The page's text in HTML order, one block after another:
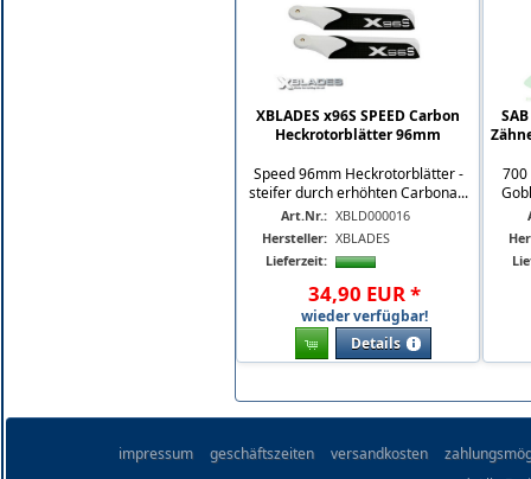
XBLADES x96S SPEED Carbon
Heckrotorblätter 96mm
Speed 96mm Heckrotorblätter -
steifer durch erhöhten Carbona...
Art.Nr.: XBLD000016
Hersteller: XBLADES
Lieferzeit:
34,90 EUR*
wieder verfügbar!
Details
impressum geschäftszeiten versandkosten